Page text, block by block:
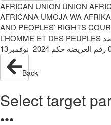
AFRICAN UNION UNION
AFRICANA UMOJA WA
AND PEOPLES’ RIGHTS
L’HOMME ET DES PEUPLES ‫قضية‬ ‫ميسوزي تشارلز شانثونيا‬ ‫ضد‬
Back
Select target
●●●